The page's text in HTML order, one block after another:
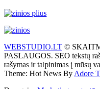
WEBSTUDIO.LT ©
PASLAUGOS. SEO tekstų
rašymas ir talpinimas į mūsų
Theme: Hot News By Adore